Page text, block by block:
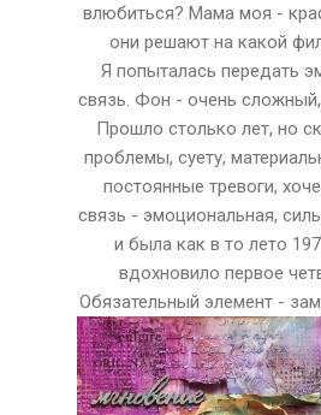
влюбиться? Мама моя -
они решают на какой
Я попыталась передать
связь. Фон - очень
Прошло столько лет, но
проблемы, суету,
постоянные тревоги,
связь - эмоциональная,
и была как в то лето
вдохновило первое
Обязательный элемент -